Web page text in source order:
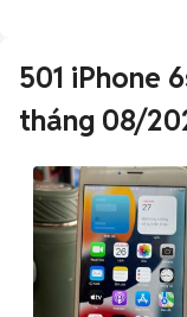
501 iPhone
tháng 08/